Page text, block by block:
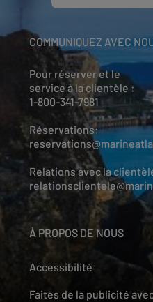
COMMUNIQUEZ AVEC
Pour réserver et le
service à la clientèle :
1-800-341-7981
Réservations:
Relations avec la
À PROPOS DE NOUS
Accessibilité
Faites de la publicité